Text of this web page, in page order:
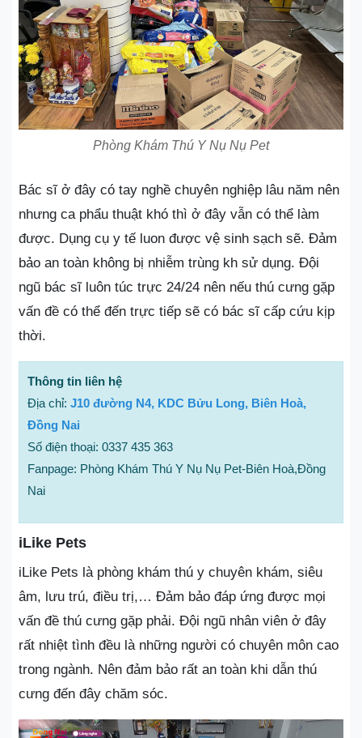
Phòng Khám Thú Y Nụ Nụ Pet
Bác sĩ ở đây có tay nghề chuyên nghiệp lâu năm nên
nhưng ca phẩu thuật khó thì ở đây vẫn có thể làm
được. Dụng cụ y tế luon được vệ sinh sạch sẽ. Đảm
bảo an toàn không bị nhiễm trùng kh sử dụng. Đội
ngũ bác sĩ luôn túc trực 24/24 nên nếu thú cưng gặp
vấn đề có thể đến trực tiếp sẽ có bác sĩ cấp cứu kịp
thời.
Thông tin liên hệ
Địa chỉ: J10 đường N4, KDC Bửu Long, Biên Hoà,
Đồng Nai
Số điện thoại: 0337 435 363
Fanpage: Phòng Khám Thú Y Nụ Nụ Pet-Biên Hoà,Đồng
Nai
iLike Pets
iLike Pets là phòng khám thú y chuyên khám, siêu
âm, lưu trú, điều trị,… Đảm bảo đáp ứng được mọi
vấn đề thú cưng gặp phải. Đội ngũ nhân viên ở đây
rất nhiệt tình đều là những người có chuyên môn cao
trong ngành. Nên đảm bảo rất an toàn khi dẫn thú
cưng đến đây chăm sóc.